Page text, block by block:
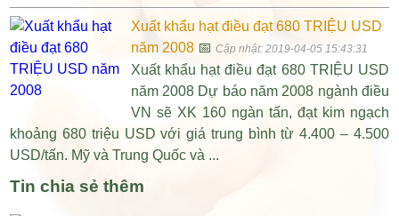
Xuất khẩu hạt điều đạt 680 TRIỆU USD
năm 2008📅 Cập nhật: 2019-04-05 15:43:31
Xuất khẩu hạt điều đạt 680 TRIỆU USD
năm 2008 Dự báo năm 2008 ngành điều
VN sẽ XK 160 ngàn tấn, đạt kim ngạch
khoảng 680 triệu USD với giá trung bình từ 4.400 – 4.500
USD/tấn. Mỹ và Trung Quốc và ...
Tin chia sẻ thêm